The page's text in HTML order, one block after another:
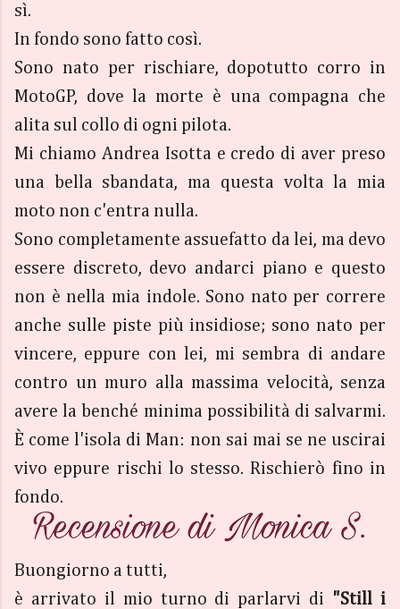
sì.
In fondo sono fatto così.
Sono nato per rischiare, dopotutto corro in
MotoGP, dove la morte è una compagna che
alita sul collo di ogni pilota.
Mi chiamo Andrea Isotta e credo di aver preso
una bella sbandata, ma questa volta la mia
moto non c'entra nulla.
Sono completamente assuefatto da lei, ma devo
essere discreto, devo andarci piano e questo
non è nella mia indole. Sono nato per correre
anche sulle piste più insidiose; sono nato per
vincere, eppure con lei, mi sembra di andare
contro un muro alla massima velocità, senza
avere la benché minima possibilità di salvarmi.
È come l'isola di Man: non sai mai se ne uscirai
vivo eppure rischi lo stesso. Rischierò fino in
fondo.
Buongiorno a tutti,
è arrivato il mio turno di parlarvi di "Still i